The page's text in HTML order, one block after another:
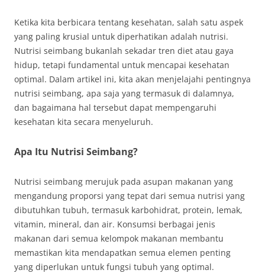
Ketika kita berbicara tentang kesehatan, salah satu aspek
yang paling krusial untuk diperhatikan adalah nutrisi.
Nutrisi seimbang bukanlah sekadar tren diet atau gaya
hidup, tetapi fundamental untuk mencapai kesehatan
optimal. Dalam artikel ini, kita akan menjelajahi pentingnya
nutrisi seimbang, apa saja yang termasuk di dalamnya,
dan bagaimana hal tersebut dapat mempengaruhi
kesehatan kita secara menyeluruh.
Apa Itu Nutrisi Seimbang?
Nutrisi seimbang merujuk pada asupan makanan yang
mengandung proporsi yang tepat dari semua nutrisi yang
dibutuhkan tubuh, termasuk karbohidrat, protein, lemak,
vitamin, mineral, dan air. Konsumsi berbagai jenis
makanan dari semua kelompok makanan membantu
memastikan kita mendapatkan semua elemen penting
yang diperlukan untuk fungsi tubuh yang optimal.